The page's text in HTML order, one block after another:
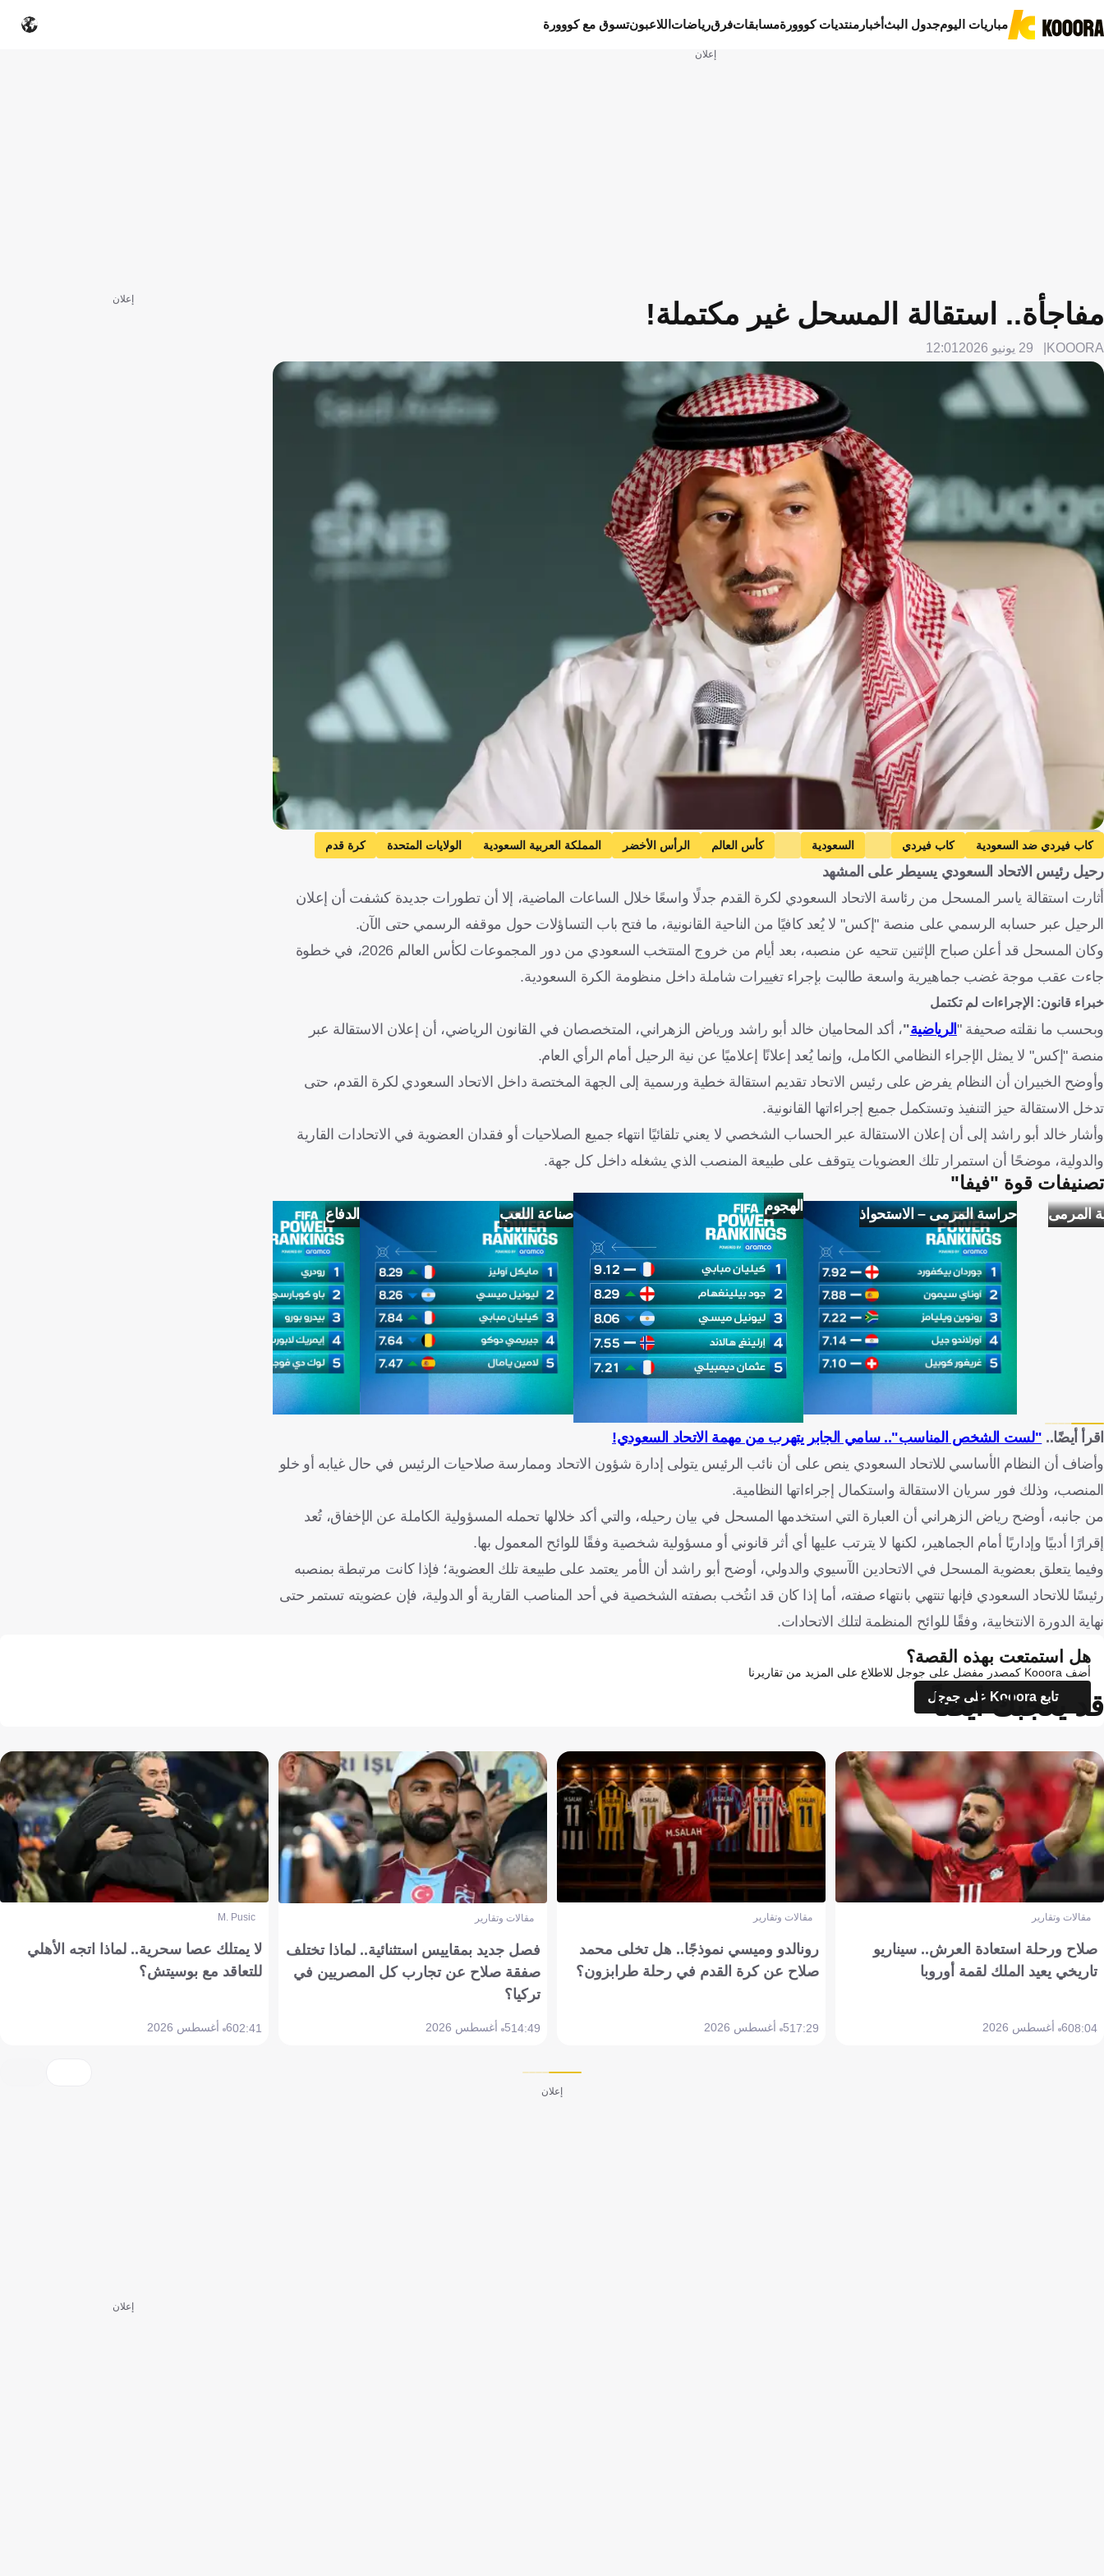
مباريات اليومجدول البثأخبار منتديات كووورةمسابقاتفرقرياضات اللاعبونتسوق مع كووورة
إعلان
مفاجأة.. استقالة المسحل غير مكتملة!
KOOORA 29 يونيو 2026 12:01
Getty Images
كاب فيردي ضد السعودية كاب فيردي السعودية كأس العالم الرأس الأخضر المملكة العربية السعودية الولايات المتحدة كرة قدم
رحيل رئيس الاتحاد السعودي يسيطر على المشهد
أثارت استقالة ياسر المسحل من رئاسة الاتحاد السعودي لكرة القدم جدلًا واسعًا خلال الساعات الماضية، إلا أن تطورات جديدة كشفت أن إعلان
الرحيل عبر حسابه الرسمي على منصة "إكس" لا يُعد كافيًا من الناحية القانونية، ما فتح باب التساؤلات حول موقفه الرسمي حتى الآن.
وكان المسحل قد أعلن صباح الإثنين تنحيه عن منصبه، بعد أيام من خروج المنتخب السعودي من دور المجموعات لكأس العالم 2026، في خطوة
جاءت عقب موجة غضب جماهيرية واسعة طالبت بإجراء تغييرات شاملة داخل منظومة الكرة السعودية.
خبراء قانون: الإجراءات لم تكتمل
وبحسب ما نقلته صحيفة " الرياضية"، أكد المحاميان خالد أبو راشد ورياض الزهراني، المتخصصان في القانون الرياضي، أن إعلان الاستقالة عبر
منصة "إكس" لا يمثل الإجراء النظامي الكامل، وإنما يُعد إعلانًا إعلاميًا عن نية الرحيل أمام الرأي العام.
وأوضح الخبيران أن النظام يفرض على رئيس الاتحاد تقديم استقالة خطية ورسمية إلى الجهة المختصة داخل الاتحاد السعودي لكرة القدم، حتى
تدخل الاستقالة حيز التنفيذ وتستكمل جميع إجراءاتها القانونية.
وأشار خالد أبو راشد إلى أن إعلان الاستقالة عبر الحساب الشخصي لا يعني تلقائيًا انتهاء جميع الصلاحيات أو فقدان العضوية في الاتحادات القارية
والدولية، موضحًا أن استمرار تلك العضويات يتوقف على طبيعة المنصب الذي يشغله داخل كل جهة.
تصنيفات قوة "فيفا"
المرمى حراسة المرمى – الاستحواذ الهجوم صناعة اللعب الدفاع
اقرأ أيضًا.. "لست الشخص المناسب".. سامي الجابر يتهرب من مهمة الاتحاد السعودي!
وأضاف أن النظام الأساسي للاتحاد السعودي ينص على أن نائب الرئيس يتولى إدارة شؤون الاتحاد وممارسة صلاحيات الرئيس في حال غيابه أو خلو
المنصب، وذلك فور سريان الاستقالة واستكمال إجراءاتها النظامية.
من جانبه، أوضح رياض الزهراني أن العبارة التي استخدمها المسحل في بيان رحيله، والتي أكد خلالها تحمله المسؤولية الكاملة عن الإخفاق، تُعد
إقرارًا أدبيًا وإداريًا أمام الجماهير، لكنها لا يترتب عليها أي أثر قانوني أو مسؤولية شخصية وفقًا للوائح المعمول بها.
وفيما يتعلق بعضوية المسحل في الاتحادين الآسيوي والدولي، أوضح أبو راشد أن الأمر يعتمد على طبيعة تلك العضوية؛ فإذا كانت مرتبطة بمنصبه
رئيسًا للاتحاد السعودي فإنها تنتهي بانتهاء صفته، أما إذا كان قد انتُخب بصفته الشخصية في أحد المناصب القارية أو الدولية، فإن عضويته تستمر حتى
نهاية الدورة الانتخابية، وفقًا للوائح المنظمة لتلك الاتحادات.
إعلان
هل استمتعت بهذه القصة؟
أضف Kooora كمصدر مفضل على جوجل للاطلاع على المزيد من تقاريرنا
تابع Kooora على جوجل
قد يعجبك أيضاً
مقالات وتقارير
صلاح ورحلة استعادة العرش.. سيناريو
تاريخي يعيد الملك لقمة أوروبا
08:046 أغسطس 2026
مقالات وتقارير
رونالدو وميسي نموذجًا.. هل تخلى محمد
صلاح عن كرة القدم في رحلة طرابزون؟
17:295 أغسطس 2026
مقالات وتقارير
فصل جديد بمقاييس استثنائية.. لماذا تختلف
صفقة صلاح عن تجارب كل المصريين في
تركيا؟
14:495 أغسطس 2026
M. Pusic
لا يمتلك عصا سحرية.. لماذا اتجه الأهلي
للتعاقد مع بوسيتش؟
02:416 أغسطس 2026
إعلان
إعلان